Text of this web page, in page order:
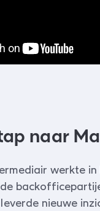
naar
werkte in
nieuwe